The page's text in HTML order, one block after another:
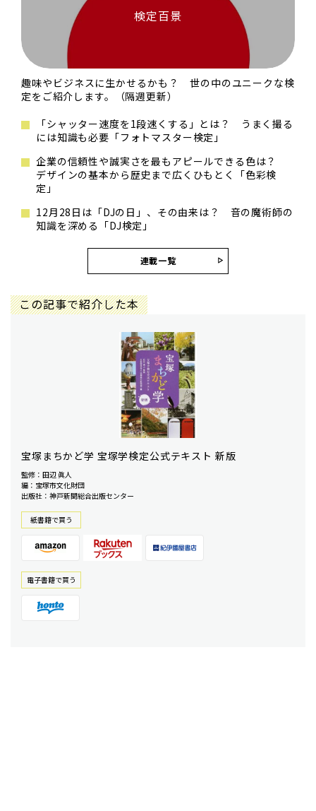
検定百景
趣味やビジネスに生かせるかも？ 世の中のユニークな検
定をご紹介します。（隔週更新）
「シャッター速度を1段速くする」とは？ うまく撮る
には知識も必要「フォトマスター検定」
企業の信頼性や誠実さを最もアピールできる色は？
デザインの基本から歴史まで広くひもとく「色彩検
定」
12月28日は「DJの日」、その由来は？ 音の魔術師の
知識を深める「DJ検定」
連載一覧
この記事で紹介した本
宝塚まちかど学 宝塚学検定公式テキスト 新版
監修：田辺 眞人
編：宝塚市文化財団
出版社：神戸新聞総合出版センター
紙書籍で買う
電⼦書籍で買う